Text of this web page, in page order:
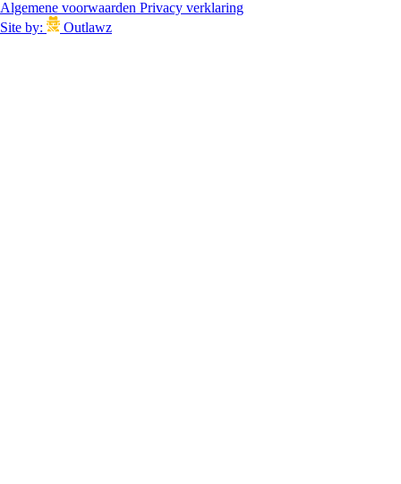
Algemene voorwaarden Privacy verklaring
Site by:
Outlawz